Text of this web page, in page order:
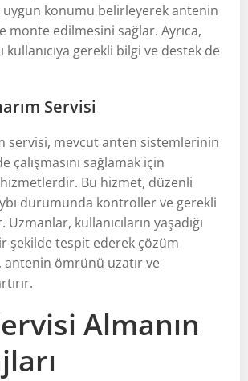
konumu belirleyerek antenin
monte edilmesini sağlar. Ayrıca,
gerekli bilgi ve destek de
Servisi
servisi, mevcut anten sistemlerinin
çalışmasını sağlamak için
Bu hizmet, düzenli
durumunda kontroller ve gerekli
kullanıcıların yaşadığı
şekilde tespit ederek çözüm
antenin ömrünü uzatır ve
Almanın